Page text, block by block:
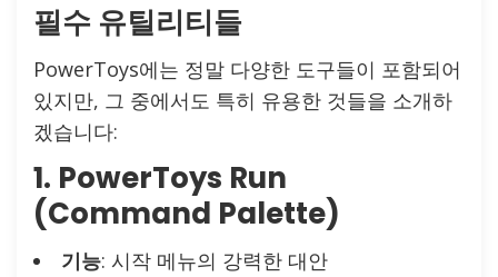
필수 유틸리티들
PowerToys에는 정말 다양한 도구들이 포함되어
있지만, 그 중에서도 특히 유용한 것들을 소개하
겠습니다:
1. PowerToys Run
(Command Palette)
기능: 시작 메뉴의 강력한 대안